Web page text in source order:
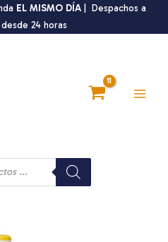
EL MISMO DÍA | Despachos a
24 horas